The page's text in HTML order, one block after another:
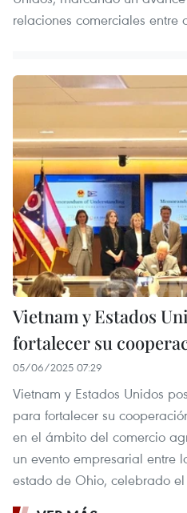
relaciones comerciales entre
Vietnam y Estados
fortalecer su
05/06/2025 07:29
Vietnam y Estados Unidos
para fortalecer su
en el ámbito del comercio
un evento empresarial entre
estado de Ohio, celebrado